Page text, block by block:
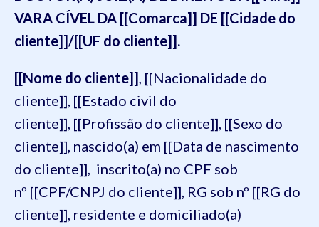
VARA CÍVEL DA [[Comarca]] DE [[Cidade do
cliente]]/[[UF do cliente]].
[[Nome do cliente]] , [[Nacionalidade do
cliente]], [[Estado civil do
cliente]], [[Profissão do cliente]], [[Sexo do
cliente]], nascido(a) em [[Data de nascimento
do cliente]], inscrito(a) no CPF sob
nº [[CPF/CNPJ do cliente]], RG sob nº [[RG do
cliente]], residente e domiciliado(a)